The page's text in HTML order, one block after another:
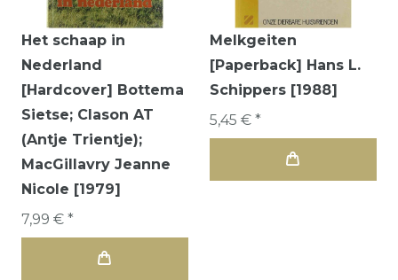
Het schaap in
Nederland
[Hardcover] Bottema
Sietse; Clason AT
(Antje Trientje);
MacGillavry Jeanne
Nicole [1979]
7,99 € *
Melkgeiten
[Paperback] Hans L.
Schippers [1988]
5,45 € *